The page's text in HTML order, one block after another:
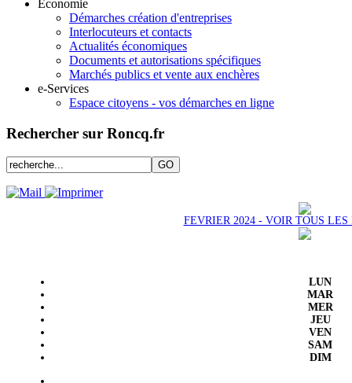
Economie
Démarches création d'entreprises
Interlocuteurs et contacts
Actualités économiques
Documents et autorisations spécifiques
Marchés publics et vente aux enchères
e-Services
Espace citoyens - vos démarches en ligne
Rechercher sur Roncq.fr
FEVRIER 2024 - VOIR TOUS
LUN
MAR
MER
JEU
VEN
SAM
DIM